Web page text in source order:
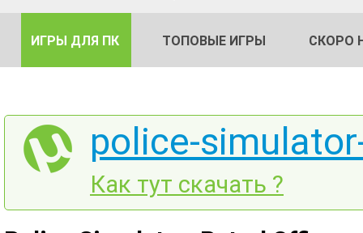
ИГРЫ ДЛЯ ПК ТОПОВЫЕ ИГРЫ СКОРО
police-
Как тут скачать ?